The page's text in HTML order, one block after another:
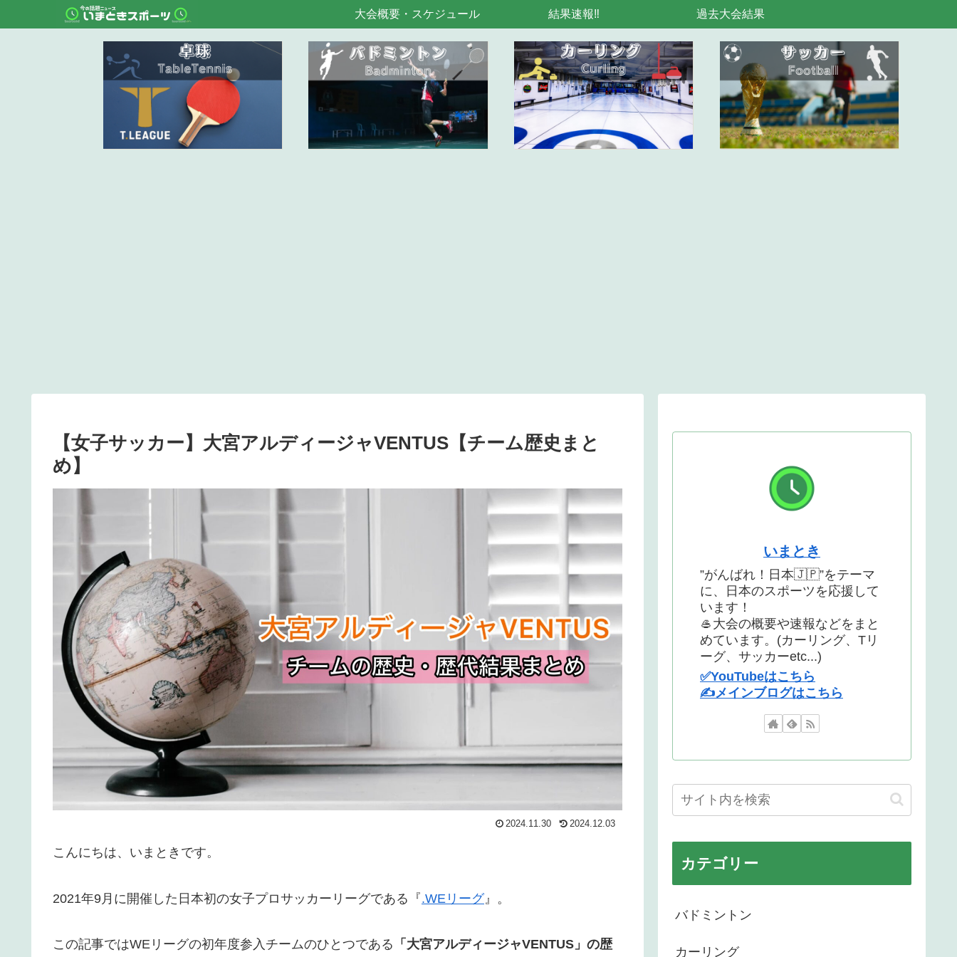
大会概要・スケジュール 結果速報‼︎ 過去大会結果
【女子サッカー】大宮アルディージャVENTUS【チーム歴史まと
め】
2024.11.30 2024.12.03
こんにちは、いまときです。
2021年9月に開催した日本初の女子プロサッカーリーグである『.WEリーグ』。
この記事ではWEリーグの初年度参入チームのひとつである 「大宮アルディージャVENTUS」の歴
いまとき
”がんばれ！日本🇯🇵”をテーマ
に、日本のスポーツを応援して
います！
🥌大会の概要や速報などをまと
めています。(カーリング、Tリ
ーグ、サッカーetc...)
✅YouTubeはこちら
✍️メインブログはこちら
カテゴリー
バドミントン
カーリング